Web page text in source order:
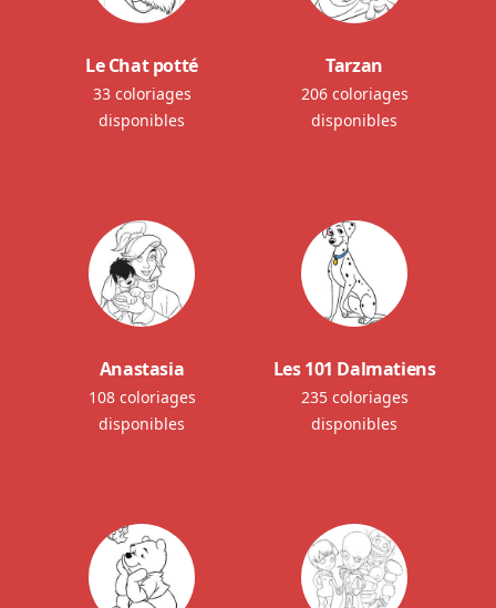
Le Chat potté
33 coloriages
disponibles
Tarzan
206 coloriages
disponibles
Anastasia
108 coloriages
disponibles
Les 101 Dalmatiens
235 coloriages
disponibles